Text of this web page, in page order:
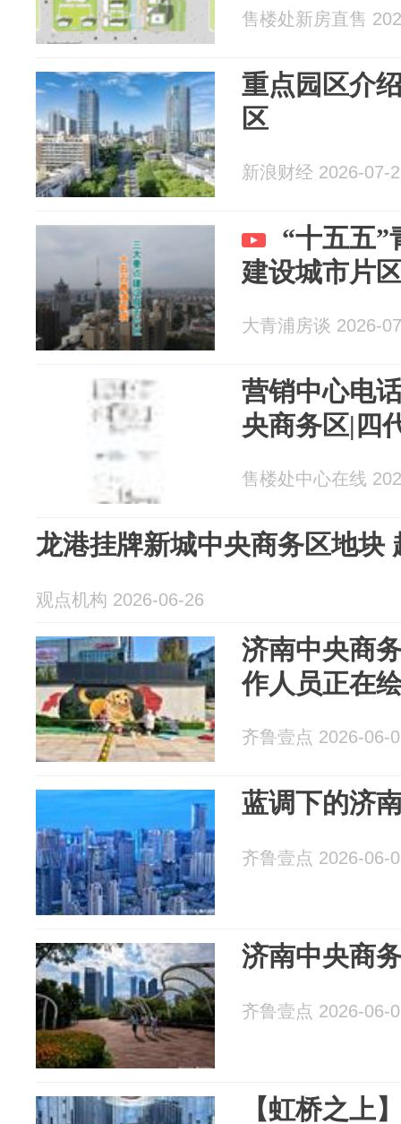
售楼处新房直售
重点园区介
区
新浪财经 2026-07-
“十五五”
建设城市片
大青浦房谈 2026-
营销中心电
央商务区|四
售楼处中心在线
龙港挂牌新城中央商务区地块
观点机构 2026-06-26
济南中央商
作人员正在
齐鲁壹点 2026-06-
蓝调下的济
齐鲁壹点 2026-06-
济南中央商
齐鲁壹点 2026-06-
【虹桥之上